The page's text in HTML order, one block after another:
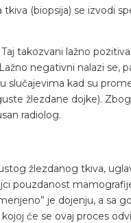
(biopsija) se izvodi
takozvani lažno
negativni nalazi se,
kad su
žlezdane dojke).
radiolog.
žlezdanog tkiva,
pouzdanost
je dojenju, a sa
će se ovaj proces